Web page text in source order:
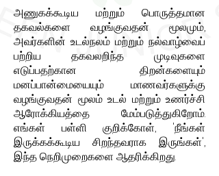
அணுகக்கூடிய மற்றும் பொருத்தமான
தகவல்களை வழங்குவதன் மூலமும்,
அவர்களின் உடல்நலம் மற்றும் நல்வாழ்வைப்
பற்றிய தகவலறிந்த முடிவுகளை
எடுப்பதற்கான திறன்களையும்
மனப்பான்மையையும் மாணவர்களுக்கு
வழங்குவதன் மூலம் உடல் மற்றும் உணர்ச்சி
ஆரோக்கியத்தை மேம்படுத்துகிறோம்.
எங்கள் பள்ளி குறிக்கோள், 'நீங்கள்
இருக்கக்கூடிய சிறந்தவராக இருங்கள்',
இந்த நெறிமுறைகளை ஆதரிக்கிறது.